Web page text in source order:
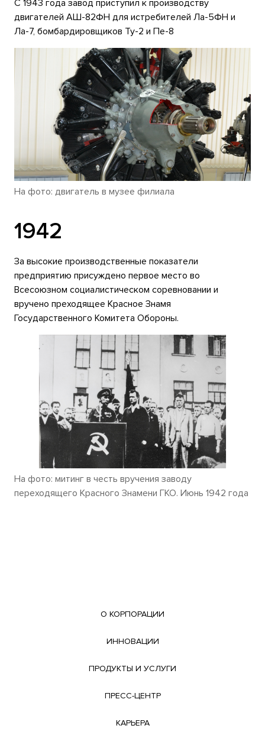
С 1943 года завод приступил к производству
двигателей АШ-82ФН для истребителей Ла-5ФН и
Ла-7, бомбардировщиков Ту-2 и Пе-8
На фото: двигатель в музее филиала
1942
За высокие производственные показатели
предприятию присуждено первое место во
Всесоюзном социалистическом соревновании и
вручено преходящее Красное Знамя
Государственного Комитета Обороны.
На фото: митинг в честь вручения заводу
переходящего Красного Знамени ГКО. Июнь 1942 года
О КОРПОРАЦИИ
ИННОВАЦИИ
ПРОДУКТЫ И УСЛУГИ
ПРЕСС-ЦЕНТР
КАРЬЕРА